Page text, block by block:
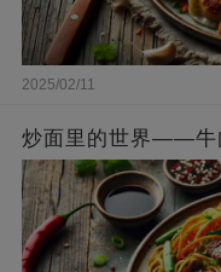
2025/02/11
炒面里的世界——牛